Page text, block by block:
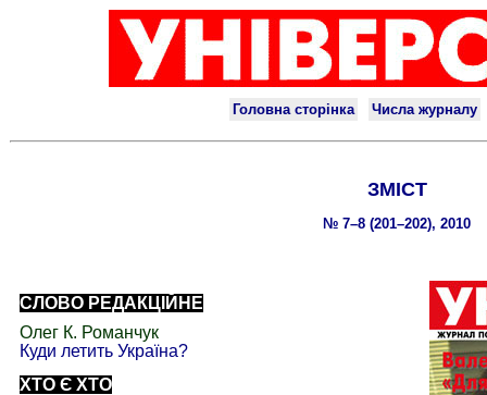
ЗМІСТ
№ 7–8 (201–202), 2010
СЛОВО РЕДАКЦІЙНЕ
Олег К. Романчук
Куди летить Україна?
ХТО Є ХТО